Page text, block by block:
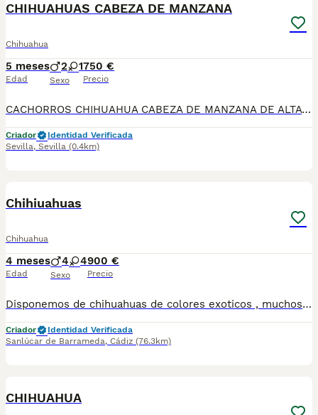
CHIHUAHUAS CABEZA DE MANZANA
Chihuahua
5 meses
Edad
2 1
Sexo
750 €
Precio
CACHORROS CHIHUAHUA CABEZA DE MANZANA DE ALTA CALIDAD 🐶✨ DISPONIBLES PRECIOSOS CACHORROS DE CHIHUAHUA CABEZA DE MANZANA, DE ALTA CALIDAD. MADRE LÍNEA RUSA PADRE LÍNEA RUSA Y THAILANDESA, DESTACANDO POR SU EXCELENTE MORFOLOGÍA, BONITA CABEZA DE MANZANA, BUEN HUESO Y EXCELENTE CARÁCTER. CACHORROS CRIADOS CON MUCHA DEDICACIÓN, MUY BIEN SOCIALIZADOS Y ACOSTUMBRADOS AL AMBIENTE FAMILIAR. IDEALES PARA PERSONAS QUE BUSCAN CALIDAD EN LA RAZA. SE ENTREGAN CON: ✔ CARTILLA SANITARIA ✔ CICLO DE VACUNACIÓN SEGÚN EDAD ✔ DESPARASITACIONES INTERNAS Y EXTERNAS ✔ MICROCHIP ✔ PASAPORTE PASAPORTE PUESTO A NOMBRE DEL NUEVO PROPIETARIO (dependiendo ubicacion) 📞 PARA MÁS INFORMACIÓN, FOTOS O RESERVAS CONTACTAR SIN COMPROMISO. 🐾 INSTAGRAN: LATIDOS DEL SUR CON AMOR ❤️ FACEBOOK Y TIKTOK 👆👆 TELEFONO:692918573
Criador
Identidad Verificada
Sevilla, Sevilla (0.4km)
Chihiuahuas
Chihuahua
4 meses
Edad
4 4
Sexo
900 €
Precio
Disponemos de chihuahuas de colores exoticos , muchos tipos de colores Se entregan con vacunas al dia , desparacitados y contrato de garantia ESTAS BUSCANDO UN AMIGO ? LLAMANOS 624 08 20 74 Criados en ambiente familiar🥰
Criador
Identidad Verificada
Sanlúcar de Barrameda, Cádiz (76.3km)
CHIHUAHUA